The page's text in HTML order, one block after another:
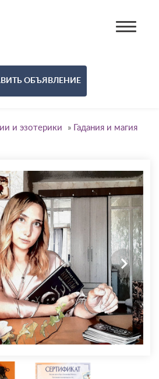
ОБЪЯВЛЕНИЕ
и эзотерики »
Гадания и магия